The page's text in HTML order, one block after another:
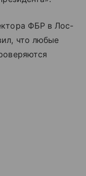
ФБР в Лос-
что любые